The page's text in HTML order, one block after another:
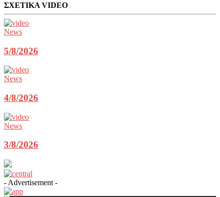
ΣΧΕΤΙΚΑ VIDEO
News
5/8/2026
News
4/8/2026
News
3/8/2026
- Advertisement -